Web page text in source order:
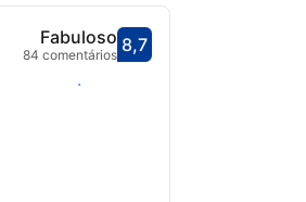
Pontuado com 8,7
8,7
Fabuloso
84 comentários
Selecionar datas